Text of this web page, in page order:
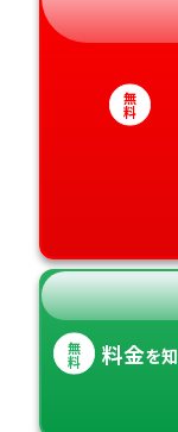
無
料
無
料 料金を